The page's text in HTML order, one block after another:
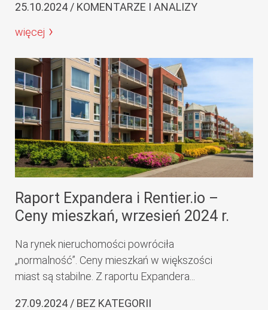
25.10.2024 / KOMENTARZE I ANALIZY
więcej
Raport Expandera i Rentier.io –
Ceny mieszkań, wrzesień 2024 r.
Na rynek nieruchomości powróciła
„normalność”. Ceny mieszkań w większości
miast są stabilne. Z raportu Expandera...
27.09.2024 / BEZ KATEGORII